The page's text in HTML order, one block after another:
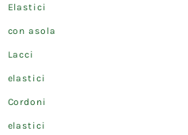
Elastici
con asola
Lacci
elastici
Cordoni
elastici